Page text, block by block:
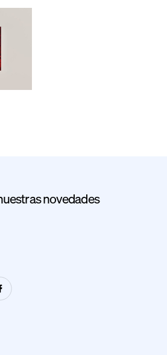
novedades